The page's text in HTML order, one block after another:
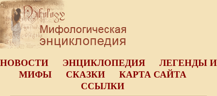
НОВОСТИ ЭНЦИКЛОПЕДИЯ
ЛЕГЕНДЫ И
МИФЫ
СКАЗКИ
КАРТА САЙТА
ССЫЛКИ